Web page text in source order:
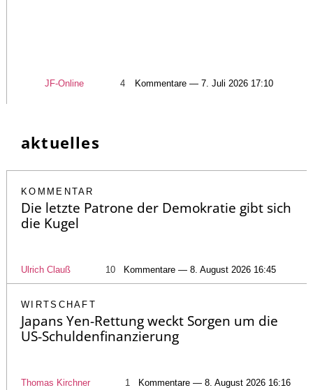
JF-Online 4 Kommentare — 7. Juli 2026 17:10
aktuelles
KOMMENTAR
Die letzte Patrone der Demokratie gibt sich
die Kugel
Ulrich Clauß 10 Kommentare — 8. August 2026 16:45
WIRTSCHAFT
Japans Yen-Rettung weckt Sorgen um die
US-Schuldenfinanzierung
Thomas Kirchner 1 Kommentare — 8. August 2026 16:16